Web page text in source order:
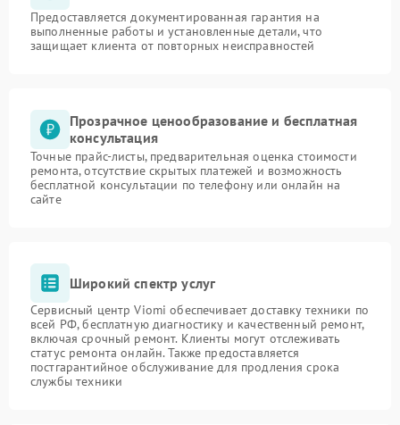
Предоставляется документированная гарантия на
выполненные работы и установленные детали, что
защищает клиента от повторных неисправностей
Прозрачное ценообразование и бесплатная
консультация
Точные прайс-листы, предварительная оценка стоимости
ремонта, отсутствие скрытых платежей и возможность
бесплатной консультации по телефону или онлайн на
сайте
Широкий спектр услуг
Сервисный центр Viomi обеспечивает доставку техники по
всей РФ, бесплатную диагностику и качественный ремонт,
включая срочный ремонт. Клиенты могут отслеживать
статус ремонта онлайн. Также предоставляется
постгарантийное обслуживание для продления срока
службы техники